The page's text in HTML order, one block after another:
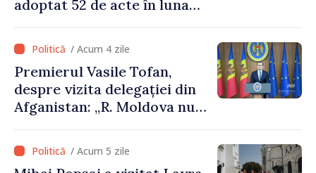
adoptat 52 de acte în luna
/ Acum 4 zile
Premierul Vasile Tofan,
despre vizita delegației din
Afganistan: „R. Moldova nu
talibană. Aprobarea acestei
vizite a fost o eroare de
/ Acum 5 zile